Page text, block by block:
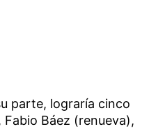
parte, lograría cinco
Fabio Báez (renueva),